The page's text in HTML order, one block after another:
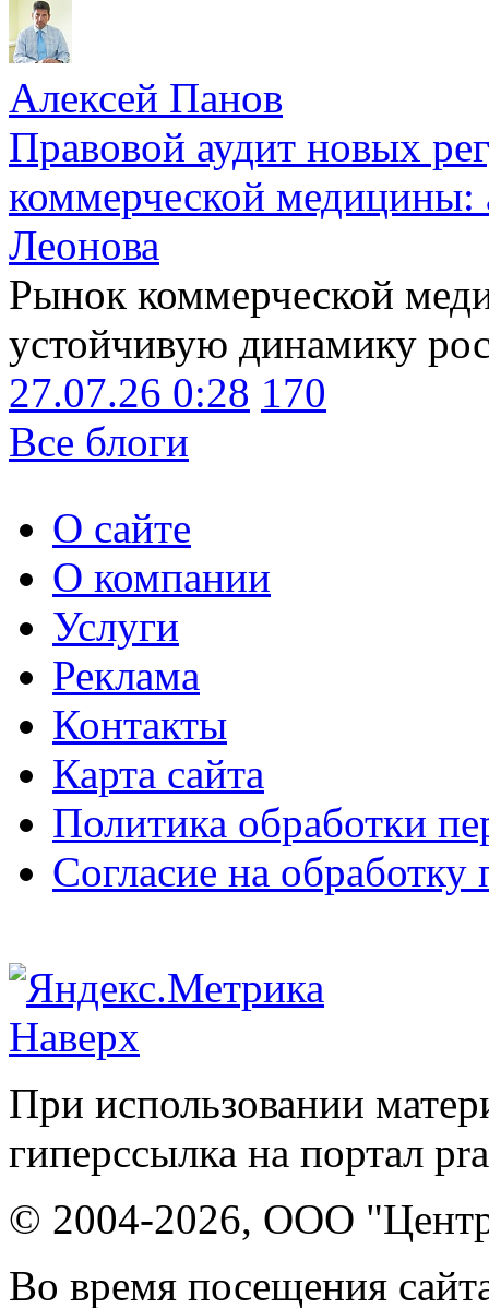
Алексей Панов
Правовой аудит новых
коммерческой медицины:
Леонова
Рынок коммерческой
устойчивую динамику
27.07.26 0:28 170
Все блоги
О сайте
О компании
Услуги
Реклама
Контакты
Карта сайта
Политика обработки
Согласие на
Наверх
При использовании
гиперссылка на портал
© 2004-2026, ООО "Центр
Во время посещения